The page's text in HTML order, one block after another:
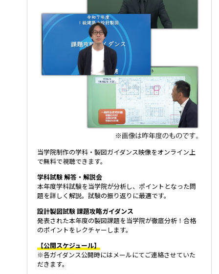
当学院制作の学科・製図ガイダンス映像をオンライン上
で無料で視聴できます。
学科試験 解答・解説会
本年度学科試験を当学院が分析し、ポイントとなった問
題を詳しく解説。試験の振り返りに最適です。
設計製図試験 課題攻略ガイダンス
発表された本年度の製図課題を当学院が徹底分析！合格
のポイントをレクチャーします。
【公開スケジュール】
※各ガイダンス公開時にはメールにてご連絡させていた
だきます。